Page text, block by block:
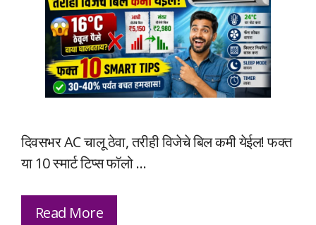
दिवसभर AC चालू ठेवा, तरीही विजेचे बिल कमी येईल! फक्त
या 10 स्मार्ट टिप्स फॉलो …
Read More